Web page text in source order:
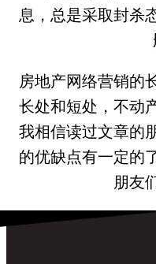
息，总是采取封杀
房地产网络营销的
长处和短处，不动
我相信读过文章的
的优缺点有一定的
朋友